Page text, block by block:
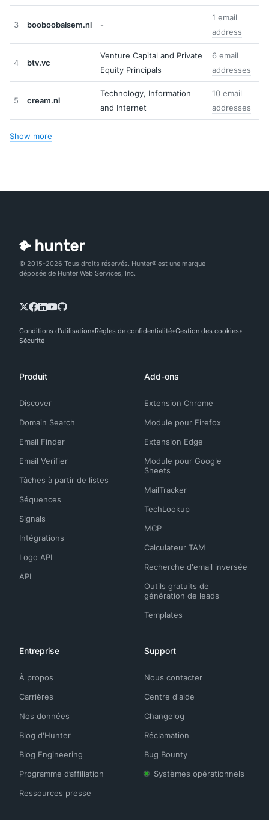
3 booboobalsem.nl -
1 email
address
4 btv.vc
Venture Capital and Private
Equity Principals
6 email
addresses
5 cream.nl
Technology, Information
and Internet
10 email
addresses
Show more
© 2015-2026 Tous droits réservés. Hunter® est une marque
déposée de Hunter Web Services, Inc.
Conditions d'utilisation Règles de confidentialité Gestion des cookies
Sécurité
Produit
Discover
Domain Search
Email Finder
Email Verifier
Tâches à partir de listes
Séquences
Signals
Intégrations
Logo API
API
Add-ons
Extension Chrome
Module pour Firefox
Extension Edge
Module pour Google
Sheets
MailTracker
TechLookup
MCP
Calculateur TAM
Recherche d'email inversée
Outils gratuits de
génération de leads
Templates
Entreprise
À propos
Carrières
Nos données
Blog d'Hunter
Blog Engineering
Programme d’affiliation
Ressources presse
Support
Nous contacter
Centre d'aide
Changelog
Réclamation
Bug Bounty
Systèmes opérationnels